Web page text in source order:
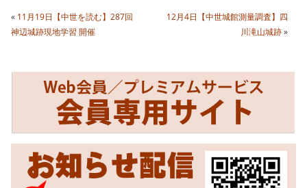
« 11月19日【中世を読む】287回
神辺城跡現地学習 開催
12月4日【中世城館測量調査】四
川滝山城跡»